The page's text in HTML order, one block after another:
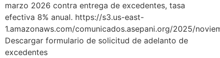
marzo 2026 contra entrega de excedentes, tasa
efectiva 8% anual. https://s3.us-east-
1.amazonaws.com/comunicados.asepani.org/2025/
Descargar formulario de solicitud de adelanto de
excedentes